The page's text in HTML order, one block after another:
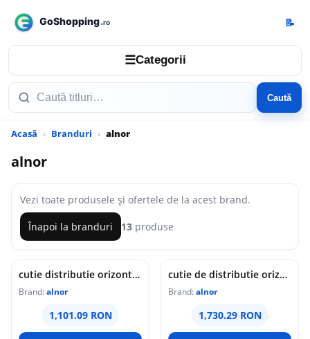
☰Categorii
Caută
📝
Acasă Branduri alnor
alnor
Vezi toate produsele și ofertele de la acest brand.
Înapoi la branduri 13 produse
cutie distributie orizontala alnor, flx-plo-r-p-75-2x3-160, cu garnitura din otel zincat
Brand:alnor
1,101.09 RON
cutie de distributie orizontala cu garnitura alnor | pentru tub flexibil flx d-75 | racord nsl-160 | 2x7
Brand:alnor
1,730.29 RON